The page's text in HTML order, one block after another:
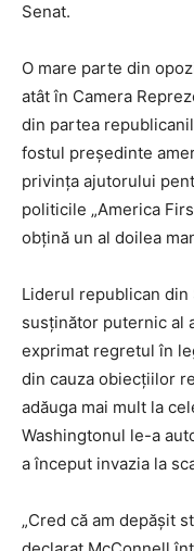
Senat.
O mare parte din
atât în Camera
din partea
fostul președinte
privința ajutorului
politicile „America
obțină un al doilea
Liderul republican din
susținător puternic al
exprimat regretul în
din cauza obiecțiilor
adăuga mai mult la
Washingtonul le-a
a început invazia la
„Cred că am depășit